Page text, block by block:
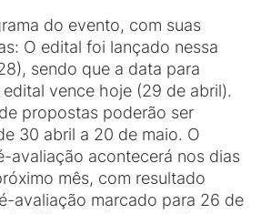
do evento, com suas
O edital foi lançado nessa
sendo que a data para
vence hoje (29 de abril).
propostas poderão ser
30 abril a 20 de maio. O
avaliação acontecerá nos dias
mês, com resultado
avaliação marcado para 26 de